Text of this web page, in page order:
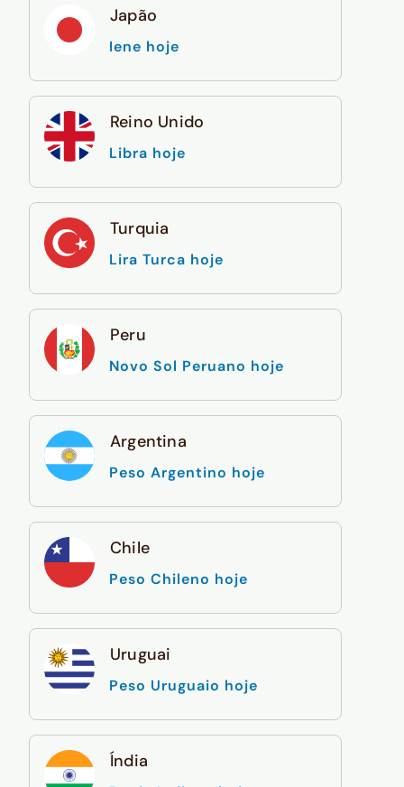
Japão
Iene hoje
Reino Unido
Libra hoje
Turquia
Lira Turca hoje
Peru
Novo Sol Peruano hoje
Argentina
Peso Argentino hoje
Chile
Peso Chileno hoje
Uruguai
Peso Uruguaio hoje
Índia